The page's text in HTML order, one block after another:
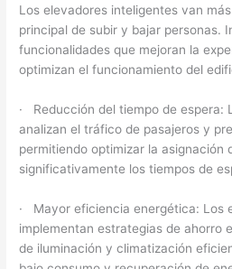
Los elevadores inteligentes van
principal de subir y bajar personas.
funcionalidades que mejoran la
optimizan el funcionamiento del
· Reducción del tiempo de espera:
analizan el tráfico de pasajeros y
permitiendo optimizar la asignación
significativamente los tiempos de
· Mayor eficiencia energética: Los
implementan estrategias de ahorro
de iluminación y climatización